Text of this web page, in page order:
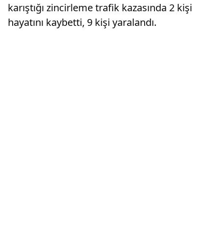
karıştığı zincirleme trafik kazasında 2 kişi
hayatını kaybetti, 9 kişi yaralandı.